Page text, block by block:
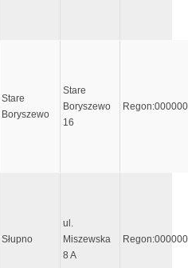
Stare
Boryszewo
Stare
Boryszewo
16
Słupno
ul.
Miszewska
8 A